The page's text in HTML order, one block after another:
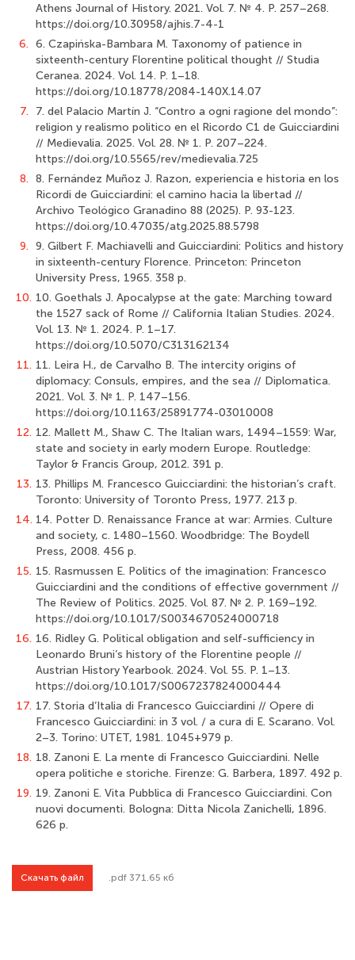
Athens Journal of History. 2021. Vol. 7. № 4. P. 257–268.
https://doi.org/10.30958/ajhis.7-4-1
6. 6. Czapińska-Bambara M. Taxonomy of patience in
sixteenth-century Florentine political thought // Studia
Ceranea. 2024. Vol. 14. P. 1–18.
https://doi.org/10.18778/2084-140X.14.07
7.
7. del Palacio Martín J. “Contro a ogni ragione del mondo”:
religion y realismo politico en el Ricordo C1 de Guicciardini
// Medievalia. 2025. Vol. 28. № 1. P. 207–224.
https://doi.org/10.5565/rev/medievalia.725
8. 8. Fernández Muñoz J. Razon, experiencia e historia en los
Ricordi de Guicciardini: el camino hacia la libertad //
Archivo Teológico Granadino 88 (2025). P. 93-123.
https://doi.org/10.47035/atg.2025.88.5798
9. 9. Gilbert F. Machiavelli and Guicciardini: Politics and history
in sixteenth-сentury Florence. Princeton: Princeton
University Press, 1965. 358 p.
10. 10. Goethals J. Apocalypse at the gate: Marching toward
the 1527 sack of Rome // California Italian Studies. 2024.
Vol. 13. № 1. 2024. P. 1–17.
https://doi.org/10.5070/C313162134
11. 11. Leira H., de Carvalho B. The intercity origins of
diplomacy: Consuls, empires, and the sea // Diplomatica.
2021. Vol. 3. № 1. P. 147–156.
https://doi.org/10.1163/25891774-03010008
12. 12. Mallett M., Shaw C. The Italian wars, 1494–1559: War,
state and society in early modern Europe. Routledge:
Taylor & Francis Group, 2012. 391 p.
13. 13. Phillips M. Francesco Guicciardini: the historian’s craft.
Toronto: University of Toronto Press, 1977. 213 p.
14. 14. Potter D. Renaissance France at war: Armies. Culture
and society, c. 1480–1560. Woodbridge: The Boydell
Press, 2008. 456 p.
15. 15. Rasmussen E. Politics of the imagination: Francesco
Guicciardini and the conditions of effective government //
The Review of Politics. 2025. Vol. 87. № 2. P. 169–192.
https://doi.org/10.1017/S0034670524000718
16. 16. Ridley G. Political obligation and self-sufficiency in
Leonardo Bruni’s history of the Florentine people //
Austrian History Yearbook. 2024. Vol. 55. P. 1–13.
https://doi.org/10.1017/S0067237824000444
17. 17. Storia d’Italia di Francesco Guicciardini // Opere di
Francesco Guicciardini: in 3 vol. / a cura di E. Scarano. Vol.
2–3. Torino: UTET, 1981. 1045+979 p.
18. 18. Zanoni E. La mente di Francesco Guicciardini. Nelle
opera politiche e storiche. Firenze: G. Barbera, 1897. 492 p.
19. 19. Zanoni E. Vita Pubblica di Francesco Guicciardini. Con
nuovi documenti. Bologna: Ditta Nicola Zanichelli, 1896.
626 p.
Скачать файл .pdf 371.65 кб